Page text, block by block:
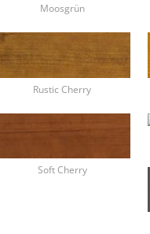
Moosgrün
Rustic Cherry
Soft Cherry